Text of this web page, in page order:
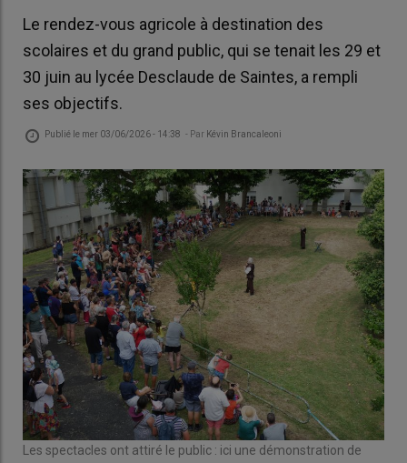
Le rendez-vous agricole à destination des
scolaires et du grand public, qui se tenait les 29 et
30 juin au lycée Desclaude de Saintes, a rempli
ses objectifs.
Publié le mer 03/06/2026 - 14:38 - Par Kévin Brancaleoni
Les spectacles ont attiré le public : ici une démonstration de